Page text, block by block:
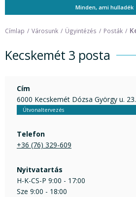
Minden, ami hulladék
Címlap Városunk Ügyintézés Posták
Kecskemét 3 posta
Cím
6000 Kecskemét Dózsa György u. 23.
Útvonaltervezés
Telefon
+36 (76) 329-609
Nyitvatartás
H-K-CS-P 9:00 - 17:00
Sze 9:00 - 18:00